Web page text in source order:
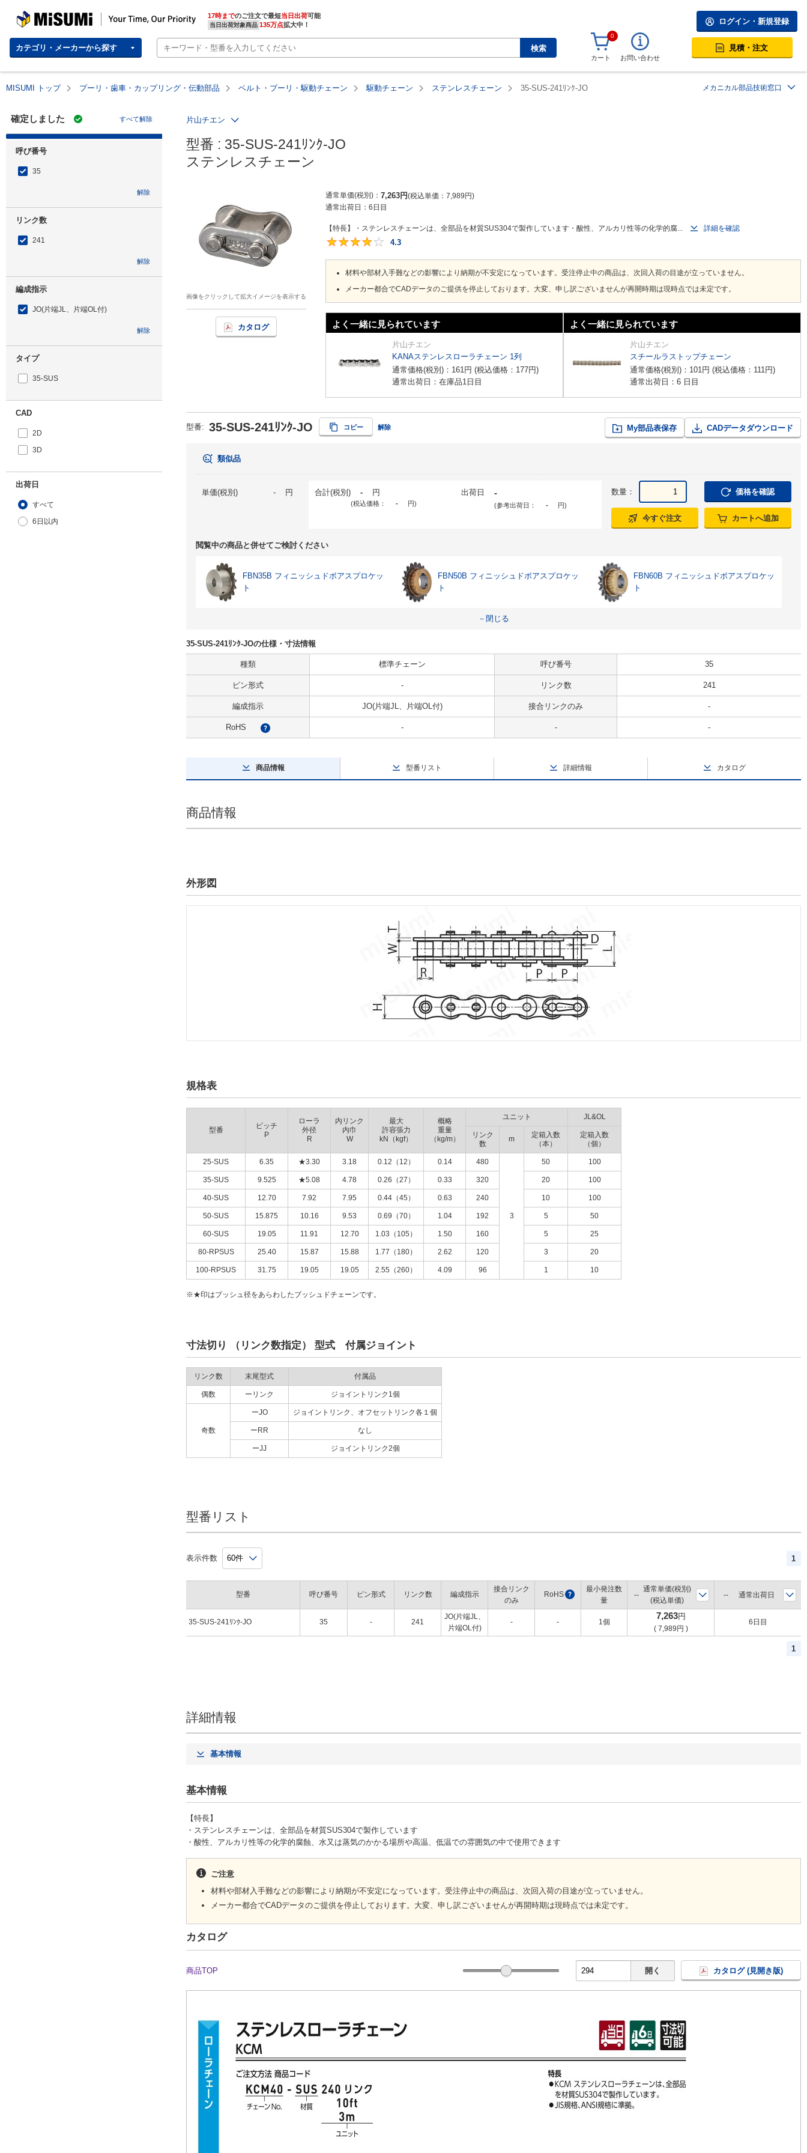
MISUMI | Your Time, Our Priority 17時までのご注文で最短当日出荷
当日出荷対象商品 135万点拡大中！
カテゴリ・メーカーから探す 検索
ログイン・新規登録
0
カート お問い合わせ
見積・注文
MISUMI トップ プーリ・歯車・カップリング・伝動部品 ベルト・プーリ・駆動チェーン 駆動チェーン ステンレスチェーン 35-SUS-241ﾘﾝｸ-JO メカニカル部品技術窓口
確定しました すべて解除
呼び番号
35
解除
リンク数
241
解除
編成指示
JO(片端JL、片端OL付)
解除
タイプ
35-SUS
CAD
2D
3D
出荷日
すべて
6日以内
片山チエン
型番 : 35-SUS-241ﾘﾝｸ-JO
ステンレスチェーン
画像をクリックして拡大イメージを表示する
カタログ
通常単価(税別) 7,263円 税込単価 7,989円
通常出荷日： 6日目
【特長】・ステンレスチェーンは、全部品を材質SUS304で製作しています・酸性、アルカリ性等の化学的腐...
詳細を確認
4.3
材料や部材入手難などの影響により納期が不安定になっています。受注停止中の商品は、次回入荷の目途が立っていません。
メーカー都合でCADデータのご提供を停止しております。大変、申し訳ございませんが再開時期は現時点では未定です。
よく一緒に見られています
片山チエン
KANAステンレスローラチェーン 1列
通常価格(税別)： 161円 (税込価格： 177円)
通常出荷日：在庫品1日目
よく一緒に見られています
片山チエン
スチールラストップチェーン
通常価格(税別)： 101円 (税込価格： 111円)
通常出荷日：6 日目
型番: 35-SUS-241ﾘﾝｸ-JO コピー 解除 My部品表保存 CADデータダウンロード
類似品
単価(税別) - 円 合計(税別) - 円
(税込価格： - 円)
出荷日 -
(参考出荷日： - 円)
数量： 価格を確認
今すぐ注文 カートへ追加
閲覧中の商品と併せてご検討ください
FBN35B フィニッシュドボアスプロケッ
ト
FBN50B フィニッシュドボアスプロケッ
ト
FBN60B フィニッシュドボアスプロケッ
ト
－閉じる
35-SUS-241ﾘﾝｸ-JOの仕様・寸法情報
種類 標準チェーン 呼び番号 35
ピン形式 - リンク数 241
編成指示 JO(片端JL、片端OL付) 接合リンクのみ -
RoHS ? - - -
商品情報 型番リスト 詳細情報 カタログ
商品情報
外形図
規格表
型番
ピッチ
P
ローラ
外径
R
内リンク
内巾
W
最大
許容張力
kN（kgf）
概略
重量
（kg/m）
ユニット JL&OL
リンク
数
m
定箱入数
（本）
定箱入数
（個）
25-SUS 6.35 ★3.30 3.18 0.12（12） 0.14 480
3
50 100
35-SUS 9.525 ★5.08 4.78 0.26（27） 0.33 320 20 100
40-SUS 12.70 7.92 7.95 0.44（45） 0.63 240 10 100
50-SUS 15.875 10.16 9.53 0.69（70） 1.04 192 5 50
60-SUS 19.05 11.91 12.70 1.03（105） 1.50 160 5 25
80-RPSUS 25.40 15.87 15.88 1.77（180） 2.62 120 3 20
100-RPSUS 31.75 19.05 19.05 2.55（260） 4.09 96 1 10
※★印はブッシュ径をあらわしたブッシュドチェーンです。
寸法切り （リンク数指定） 型式 付属ジョイント
リンク数 末尾型式 付属品
偶数 ーリンク ジョイントリンク1個
奇数
ーJO ジョイントリンク、オフセットリンク各１個
ーRR なし
ーJJ ジョイントリンク2個
型番リスト
表示件数 1
型番
35-SUS-241ﾘﾝｸ-JO
呼び番号 ピン形式 リンク数 編成指示
接合リンク
のみ
RoHS ?
最小発注数
量
35 - 241
JO(片端JL、
片端OL付)
- - 1個
通常単価(税別)
(税込単価)
通常出荷日
7,263円
( 7,989 円 )
6日目
1
詳細情報
基本情報
基本情報
【特長】
・ステンレスチェーンは、全部品を材質SUS304で製作しています
・酸性、アルカリ性等の化学的腐蝕、水又は蒸気のかかる場所や高温、低温での雰囲気の中で使用できます
ご注意
材料や部材入手難などの影響により納期が不安定になっています。受注停止中の商品は、次回入荷の目途が立っていません。
メーカー都合でCADデータのご提供を停止しております。大変、申し訳ございませんが再開時期は現時点では未定です。
カタログ
商品TOP 開く カタログ (見開き版)